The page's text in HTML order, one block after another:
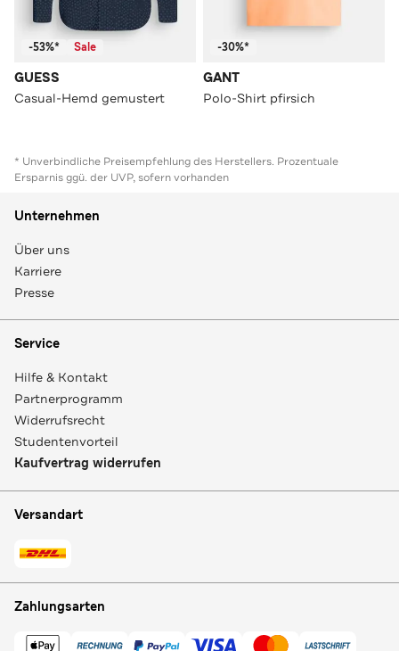
-53%* Sale
GUESS
Casual-Hemd gemustert
-30%*
GANT
Polo-Shirt pfirsich
* Unverbindliche Preisempfehlung des Herstellers. Prozentuale
Ersparnis ggü. der UVP, sofern vorhanden
Unternehmen
Über uns
Karriere
Presse
Service
Hilfe & Kontakt
Partnerprogramm
Widerrufsrecht
Studentenvorteil
Kaufvertrag widerrufen
Versandart
Zahlungsarten